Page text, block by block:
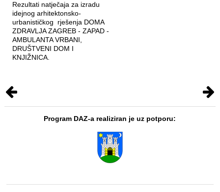
Rezultati natječaja za izradu
idejnog arhitektonsko-
urbanističkog rješenja DOMA
ZDRAVLJA ZAGREB - ZAPAD -
AMBULANTA VRBANI,
DRUŠTVENI DOM I
KNJIŽNICA.
Program DAZ-a realiziran je uz potporu: